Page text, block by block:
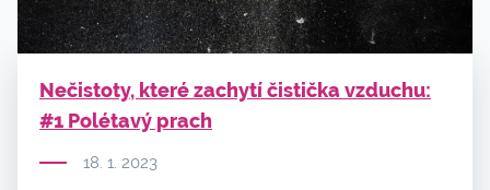
Nečistoty, které zachytí čistička vzduchu:
#1 Polétavý prach
18. 1. 2023